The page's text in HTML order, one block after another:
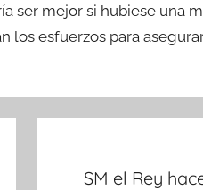
ser mejor si hubiese una
los esfuerzos para
SM el Rey